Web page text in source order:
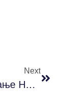
Next
Предавање На Проф. Д-Р Ингрид Луис Од Институтот За Технологија Во Дандалк, Р. Ирска